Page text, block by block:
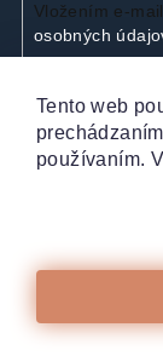
Tento web
používaním.
Vložením e-
osobných
Prihlásiť sa
Copyright